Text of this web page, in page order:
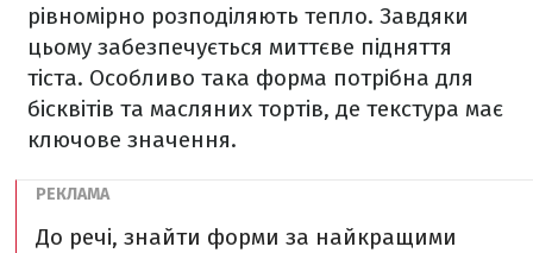
рівномірно розподіляють тепло. Завдяки
цьому забезпечується миттєве підняття
тіста. Особливо така форма потрібна для
бісквітів та масляних тортів, де текстура має
ключове значення.
До речі, знайти форми за найкращими